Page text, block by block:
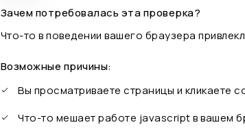
Зачем потребовалась эта проверка?
Что-то в поведении вашего браузера
Возможные причины:
Вы просматриваете страницы и
Что-то мешает работе javascript в вашем